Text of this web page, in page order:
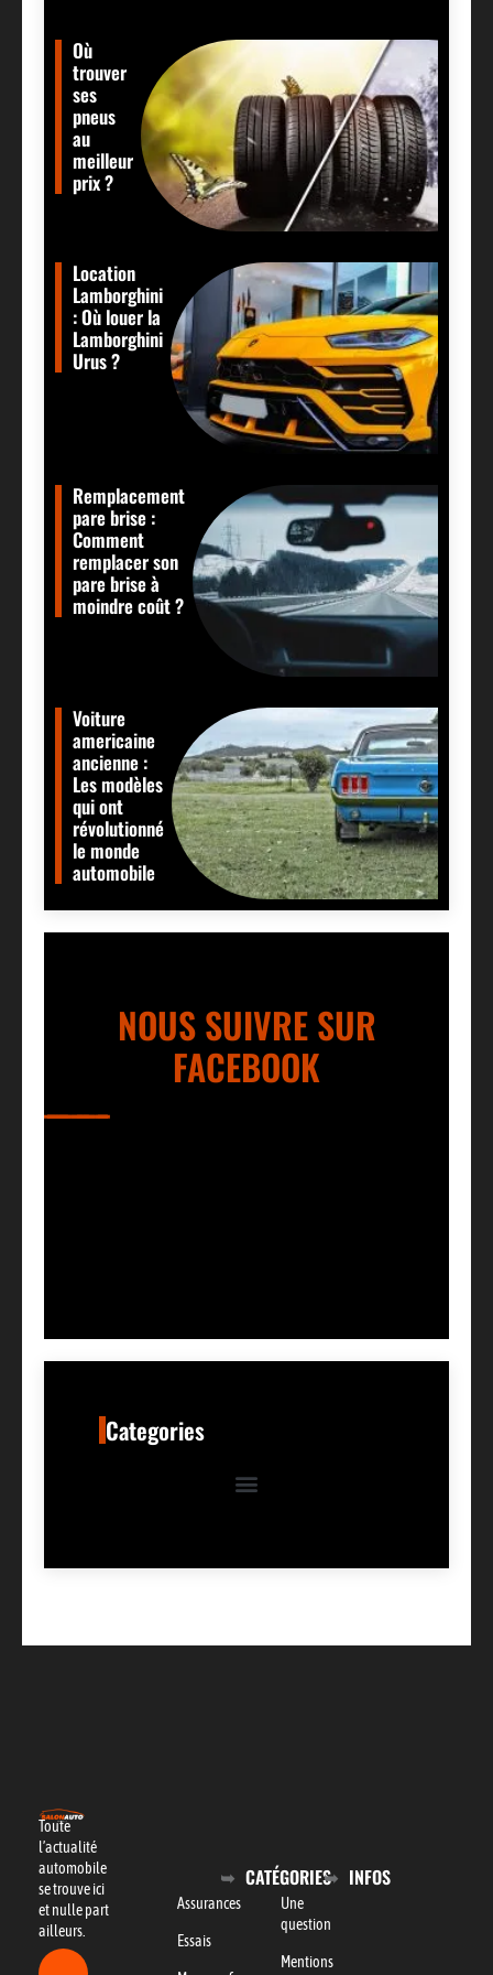
Où
trouver
ses
pneus
au
meilleur
prix ?
Location
Lamborghini
: Où louer la
Lamborghini
Urus ?
Remplacement
pare brise :
Comment
remplacer son
pare brise à
moindre coût ?
Voiture
americaine
ancienne :
Les modèles
qui ont
révolutionné
le monde
automobile
NOUS SUIVRE SUR
FACEBOOK
Categories
Toute
l’actualité
automobile
se trouve ici
et nulle part
ailleurs.
CATÉGORIES
Assurances
Essais
INFOS
Une
question
Mentions